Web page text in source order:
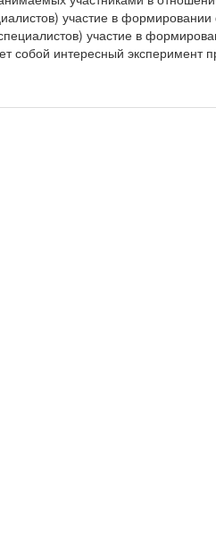
участие в
участие в
интересный эксперимент